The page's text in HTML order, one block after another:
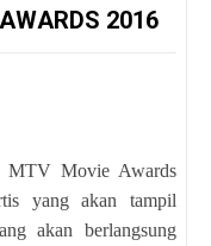
2016
MTV Movie Awards
yang akan tampil
akan berlangsung